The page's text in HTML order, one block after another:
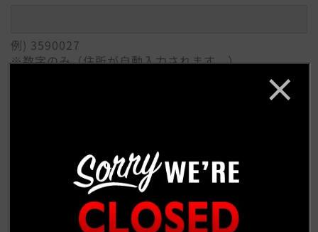
例) 3590027
※数字のみ（住所が自動入力されます。）
例) 埼玉県所沢市
番地 / 建物 / 会社名